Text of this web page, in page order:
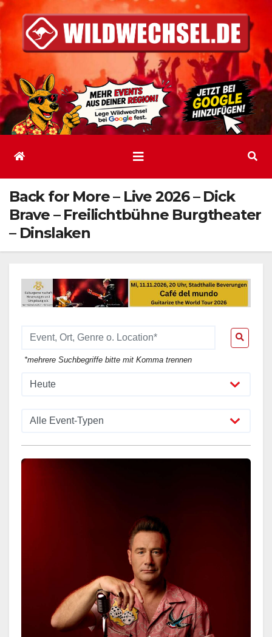
Inhalt
springen
Back for More – Live 2026 – Dick
Brave – Freilichtbühne Burgtheater
– Dinslaken
*mehrere Suchbegriffe bitte mit Komma trennen